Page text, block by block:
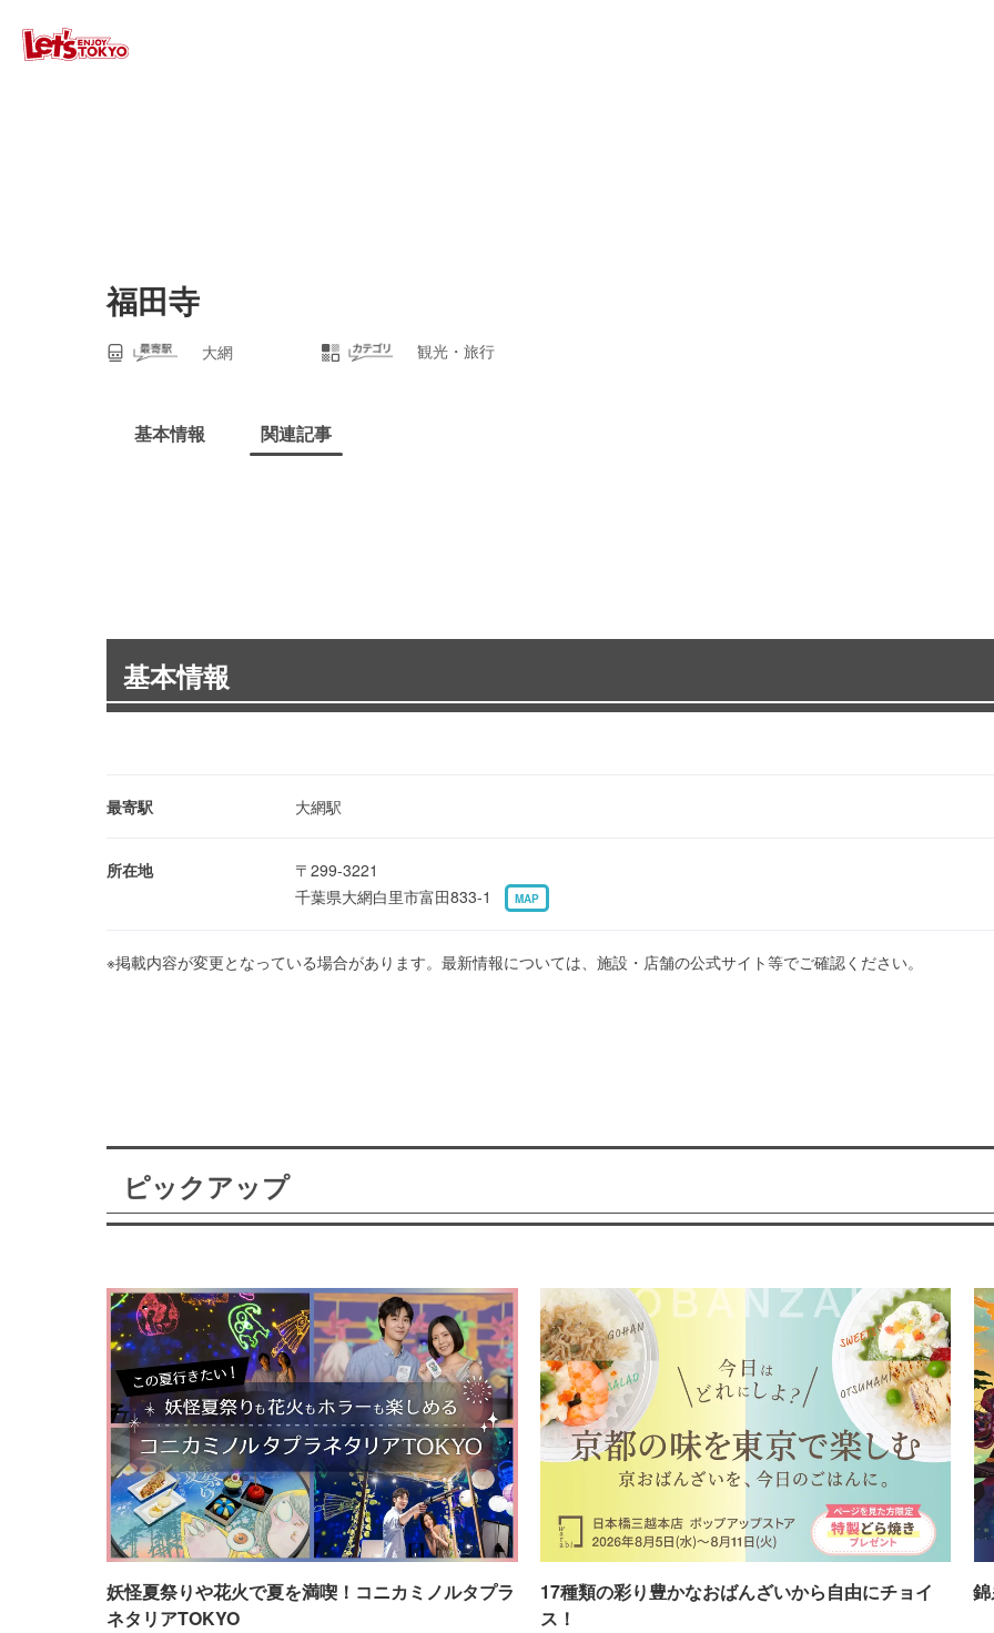
福田寺
大網 観光・旅行
基本情報 関連記事
基本情報
最寄駅 大網駅
所在地
〒299-3221
千葉県大網白里市富田833-1
MAP
※掲載内容が変更となっている場合があります。最新情報については、施設・店舗の公式サイト等でご確認ください。
ピックアップ
妖怪夏祭りや花火で夏を満喫！コニカミノルタプラ
ネタリアTOKYO
17種類の彩り豊かなおばんざいから自由にチョイ
ス！